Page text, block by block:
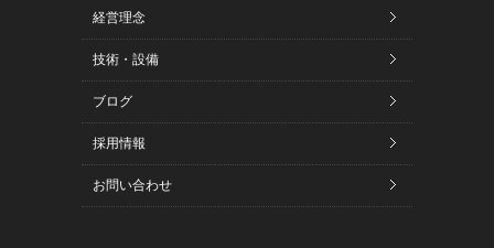
経営理念
技術・設備
ブログ
採用情報
お問い合わせ